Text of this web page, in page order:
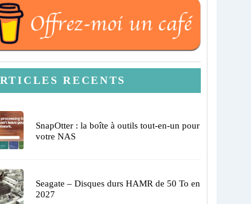
RECENTS
SnapOtter : la boîte à outils tout-en-un pour
votre NAS
Seagate – Disques durs HAMR de 50 To en
2027